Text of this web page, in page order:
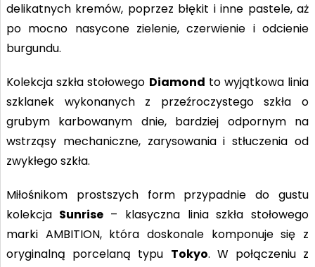
delikatnych kremów, poprzez błękit i inne pastele, aż
po mocno nasycone zielenie, czerwienie i odcienie
burgundu.
Kolekcja szkła stołowego Diamond to wyjątkowa linia
szklanek wykonanych z przeźroczystego szkła o
grubym karbowanym dnie, bardziej odpornym na
wstrząsy mechaniczne, zarysowania i stłuczenia od
zwykłego szkła.
Miłośnikom prostszych form przypadnie do gustu
kolekcjaSunrise– klasyczna linia szkła stołowego
marki AMBITION, która doskonale komponuje się z
oryginalną porcelaną typu Tokyo. W połączeniu z